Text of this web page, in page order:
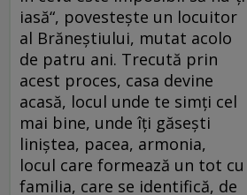
iasă“, povestește un locuitor
al Brăneștiului, mutat acolo
de patru ani. Trecută prin
acest proces, casa devine
acasă, locul unde te simți cel
mai bine, unde îți găsești
liniștea, pacea, armonia,
locul care formează un tot cu
familia, care se identifică, de